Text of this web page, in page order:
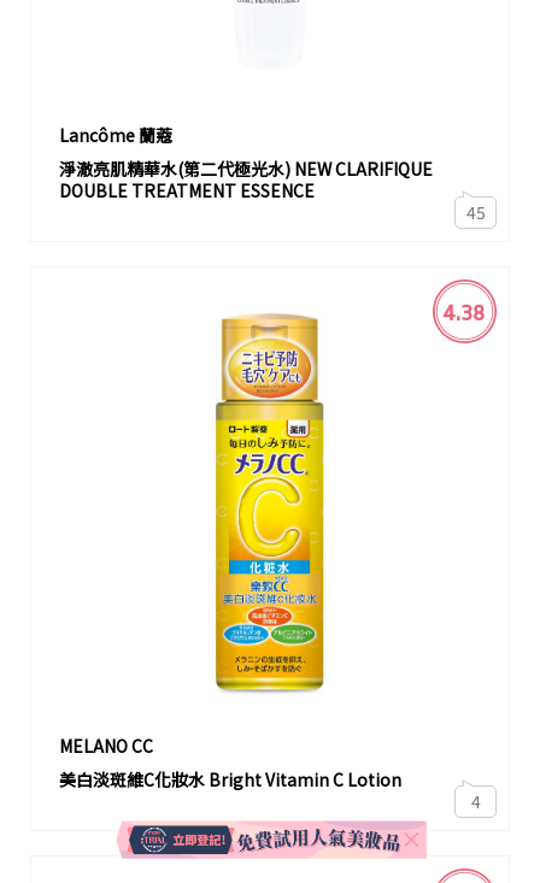
Lancôme 蘭蔻
淨澈亮肌精華水(第二代極光水) NEW CLARIFIQUE
DOUBLE TREATMENT ESSENCE
45
MELANO CC
美白淡斑維C化妝水 Bright Vitamin C Lotion
4.38
4